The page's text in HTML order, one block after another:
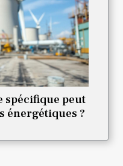
spécifique peut
énergétiques ?